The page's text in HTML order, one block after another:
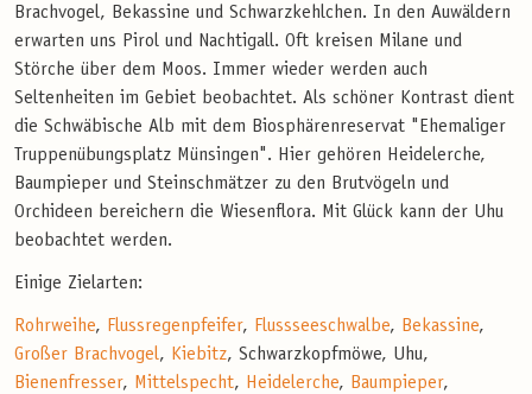
Brachvogel, Bekassine und Schwarzkehlchen. In den Auwäldern
erwarten uns Pirol und Nachtigall. Oft kreisen Milane und
Störche über dem Moos. Immer wieder werden auch
Seltenheiten im Gebiet beobachtet. Als schöner Kontrast dient
die Schwäbische Alb mit dem Biosphärenreservat "Ehemaliger
Truppenübungsplatz Münsingen". Hier gehören Heidelerche,
Baumpieper und Steinschmätzer zu den Brutvögeln und
Orchideen bereichern die Wiesenflora. Mit Glück kann der Uhu
beobachtet werden.
Einige Zielarten:
Rohrweihe, Flussregenpfeifer, Flussseeschwalbe, Bekassine,
Großer Brachvogel, Kiebitz, Schwarzkopfmöwe, Uhu,
Bienenfresser, Mittelspecht, Heidelerche, Baumpieper,